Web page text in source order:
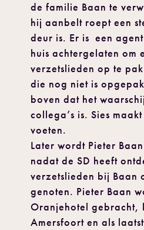
de familie Baan te
hij aanbelt roept een
deur is. Er is een
huis achtergelaten om
verzetslieden op te
die nog niet is
boven dat het
collega’s is. Sies
voeten.
Later wordt Pieter
nadat de SD heeft
verzetslieden bij Baan
genoten. Pieter Baan
Oranjehotel gebracht,
Amersfoort en als